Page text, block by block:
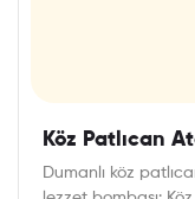
Köz Patlıcan
Dumanlı köz